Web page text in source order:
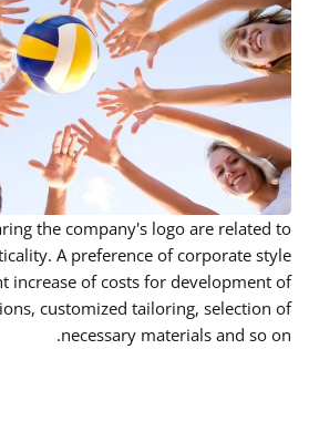
the company's logo are related to
A preference of corporate style
increase of costs for development of
customized tailoring, selection of
necessary materials and so on.